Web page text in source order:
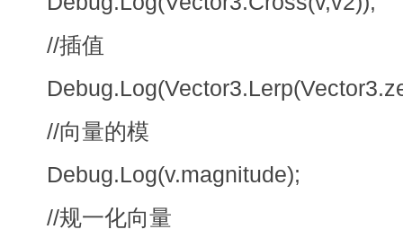
//插值
//向量的模
Debug.Log(v.magnitude);
//规一化向量